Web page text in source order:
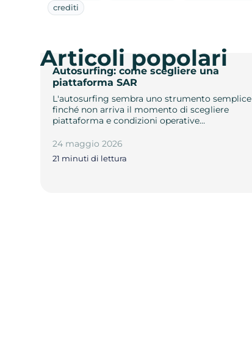
crediti
Autosurfing: come scegliere una
piattaforma SAR
L'autosurfing sembra uno strumento semplice
finché non arriva il momento di scegliere
piattaforma e condizioni operative…
24 maggio 2026
21 minuti di lettura
Articoli popolari